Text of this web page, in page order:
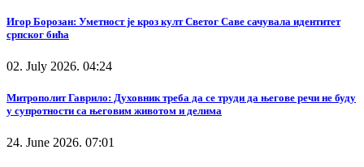
Игор Борозан: Уметност је кроз култ Светог Саве сачувала идентитет
српског бића
02. July 2026. 04:24
Митрополит Гаврило: Духовник треба да се труди да његове речи не буду
у супротности са његовим животом и делима
24. June 2026. 07:01